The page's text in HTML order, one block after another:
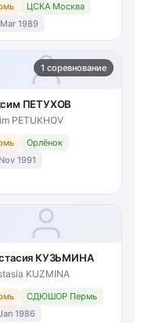
ЦСКА Москва
1989
1 соревнование
ПЕТУХОВ
PETUKHOV
Орлёнок
1991
КУЗЬМИНА
KUZMINA
СДЮШОР Пермь
1986